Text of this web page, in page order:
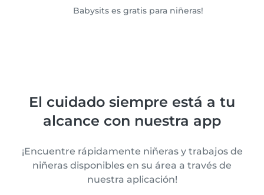
Babysits es gratis para niñeras!
El cuidado siempre está a tu
alcance con nuestra app
¡Encuentre rápidamente niñeras y trabajos de
niñeras disponibles en su área a través de
nuestra aplicación!